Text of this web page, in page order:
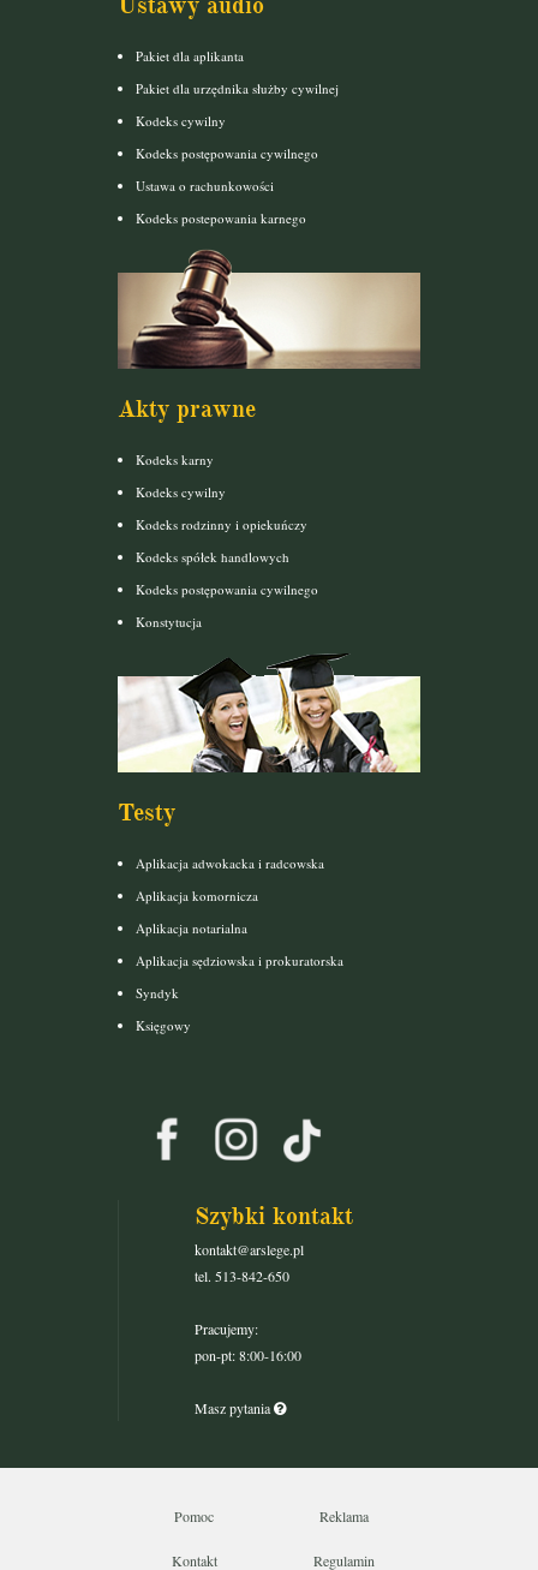
Pakiet dla aplikanta
Pakiet dla urzędnika służby cywilnej
Kodeks cywilny
Kodeks postępowania cywilnego
Ustawa o rachunkowości
Kodeks postepowania karnego
Akty prawne
Kodeks karny
Kodeks cywilny
Kodeks rodzinny i opiekuńczy
Kodeks spółek handlowych
Kodeks postępowania cywilnego
Konstytucja
Testy
Aplikacja adwokacka i radcowska
Aplikacja komornicza
Aplikacja notarialna
Aplikacja sędziowska i prokuratorska
Syndyk
Księgowy
Szybki kontakt
kontakt@arslege.pl
tel. 513-842-650
Pracujemy:
pon-pt: 8:00-16:00
Masz pytania
Pomoc Reklama
Kontakt Regulamin